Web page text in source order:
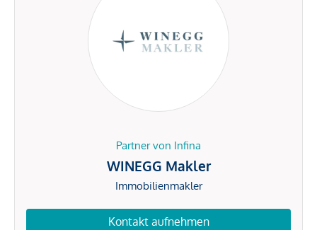
Partner von Infina
WINEGG Makler
Immobilienmakler
Kontakt aufnehmen